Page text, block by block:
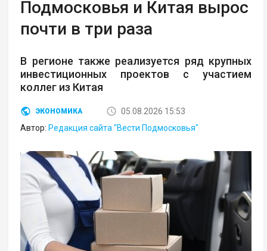
Подмосковья и Китая вырос
почти в три раза
В регионе также реализуется ряд крупных
инвестиционных проектов с участием
коллег из Китая
ЭКОНОМИКА
05.08.2026 15:53
Автор: Редакция сайта "Вести Подмосковья"